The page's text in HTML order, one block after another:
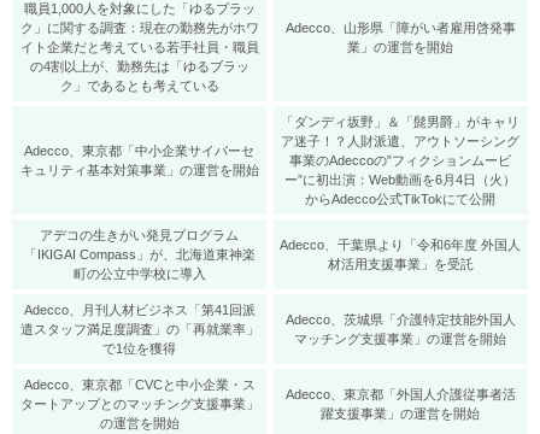
職員1,000人を対象にした「ゆるブラッ
ク」に関する調査：現在の勤務先がホワ
イト企業だと考えている若手社員・職員
の4割以上が、勤務先は「ゆるブラッ
ク」であるとも考えている
Adecco、山形県「障がい者雇用啓発事
業」の運営を開始
Adecco、東京都「中小企業サイバーセ
キュリティ基本対策事業」の運営を開始
「ダンディ坂野」＆「髭男爵」がキャリ
ア迷子！？人財派遣、アウトソーシング
事業のAdeccoの”フィクションムービ
ー”に初出演：Web動画を6月4日（火）
からAdecco公式TikTokにて公開
アデコの生きがい発見プログラム
「IKIGAI Compass」が、北海道東神楽
町の公立中学校に導入
Adecco、千葉県より「令和6年度 外国人
材活用支援事業」を受託
Adecco、月刊人材ビジネス「第41回派
遣スタッフ満足度調査」の「再就業率」
で1位を獲得
Adecco、茨城県「介護特定技能外国人
マッチング支援事業」の運営を開始
Adecco、東京都「CVCと中小企業・ス
タートアップとのマッチング支援事業」
の運営を開始
Adecco、東京都「外国人介護従事者活
躍支援事業」の運営を開始